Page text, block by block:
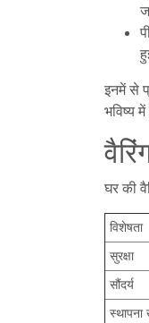
इनमें से
भविष्य
घर की
विशेषता
सुरक्षा
सौंदर्य
स्थापना